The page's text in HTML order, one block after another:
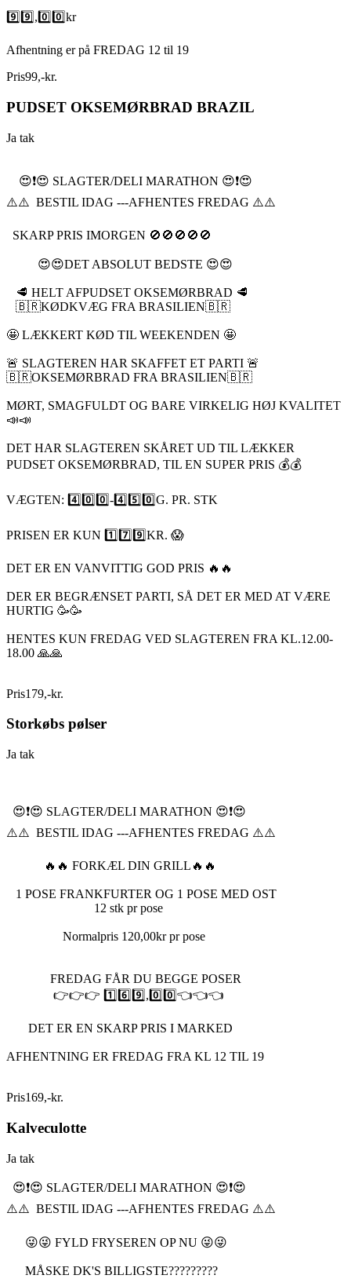
9️⃣9️⃣,0️⃣0️⃣kr
Afhentning er på FREDAG 12 til 19
Pris99,-kr.
PUDSET OKSEMØRBRAD BRAZIL
Ja tak
😍❗️😍 SLAGTER/DELI MARATHON 😍❗️😍
⚠️⚠️ BESTIL IDAG ---AFHENTES FREDAG ⚠️⚠️
SKARP PRIS IMORGEN 🚫🚫🚫🚫🚫
😍😍DET ABSOLUT BEDSTE 😍😍
🥩 HELT AFPUDSET OKSEMØRBRAD 🥩
🇧🇷KØDKVÆG FRA BRASILIEN🇧🇷
🤩 LÆKKERT KØD TIL WEEKENDEN 🤩
🚨 SLAGTEREN HAR SKAFFET ET PARTI 🚨
🇧🇷OKSEMØRBRAD FRA BRASILIEN🇧🇷
MØRT, SMAGFULDT OG BARE VIRKELIG HØJ KVALITET
📣📣
DET HAR SLAGTEREN SKÅRET UD TIL LÆKKER
PUDSET OKSEMØRBRAD, TIL EN SUPER PRIS 💰💰
VÆGTEN: 4️⃣0️⃣0️⃣-4️⃣5️⃣0️⃣G. PR. STK
PRISEN ER KUN 1️⃣7️⃣9️⃣KR. 😱
DET ER EN VANVITTIG GOD PRIS 🔥🔥
DER ER BEGRÆNSET PARTI, SÅ DET ER MED AT VÆRE
HURTIG 🥳🥳
HENTES KUN FREDAG VED SLAGTEREN FRA KL.12.00-
18.00 🙏🙏
Pris179,-kr.
Storkøbs pølser
Ja tak
😍❗️😍 SLAGTER/DELI MARATHON 😍❗️😍
⚠️⚠️ BESTIL IDAG ---AFHENTES FREDAG ⚠️⚠️
🔥🔥 FORKÆL DIN GRILL🔥🔥
1 POSE FRANKFURTER OG 1 POSE MED OST
12 stk pr pose
Normalpris 120,00kr pr pose
FREDAG FÅR DU BEGGE POSER
👉👉👉 1️⃣6️⃣9️⃣,0️⃣0️⃣👈👈👈
DET ER EN SKARP PRIS I MARKED
AFHENTNING ER FREDAG FRA KL 12 TIL 19
Pris169,-kr.
Kalveculotte
Ja tak
😍❗️😍 SLAGTER/DELI MARATHON 😍❗️😍
⚠️⚠️ BESTIL IDAG ---AFHENTES FREDAG ⚠️⚠️
😜😜 FYLD FRYSEREN OP NU 😜😜
MÅSKE DK'S BILLIGSTE?????????